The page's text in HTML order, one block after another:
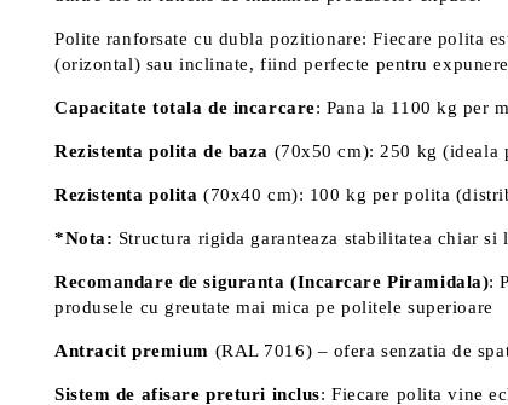
Polite ranforsate cu dubla pozitionare: Fiecare polita
(orizontal) sau inclinate, fiind perfecte pentru
Capacitate totala de incarcare: Pana la 1100 kg per
Rezistenta polita de baza (70x50 cm): 250 kg (ideala
Rezistenta polita (70x40 cm): 100 kg per polita
*Nota: Structura rigida garanteaza stabilitatea chiar
Recomandare de siguranta (Incarcare Piramidala):
produsele cu greutate mai mica pe politele superioare
Antracit premium (RAL 7016) – ofera senzatia de
Sistem de afisare preturi inclus: Fiecare polita vine